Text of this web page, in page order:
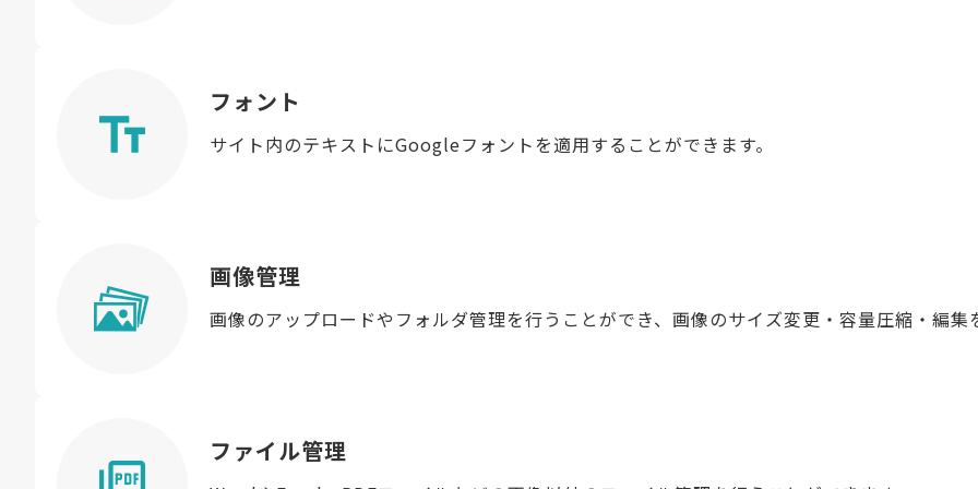
フォント
サイト内のテキストにGoogleフォントを適用することができます。
画像管理
画像のアップロードやフォルダ管理を行うことができ、画像のサイズ変更・容量圧縮・編集
ファイル管理